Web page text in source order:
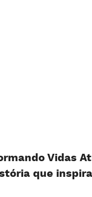
Vidas
que inspira